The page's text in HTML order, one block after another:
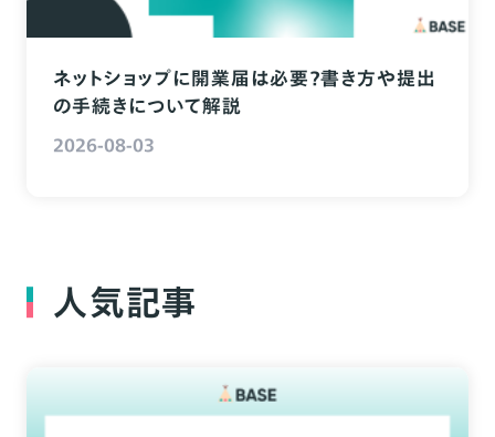
ネットショップに開業届は必要？書き方や提出
の手続きについて解説
2026-08-03
人気記事